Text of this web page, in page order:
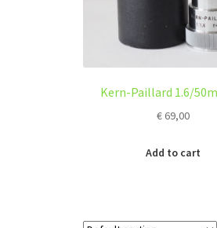
Kern-Paillard 1.6/
€ 69,00
Add to cart